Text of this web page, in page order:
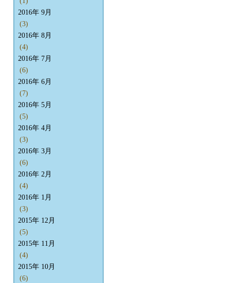
2016年 9月
(3)
2016年 8月
(4)
2016年 7月
(6)
2016年 6月
(7)
2016年 5月
(5)
2016年 4月
(3)
2016年 3月
(6)
2016年 2月
(4)
2016年 1月
(3)
2015年 12月
(5)
2015年 11月
(4)
2015年 10月
(6)